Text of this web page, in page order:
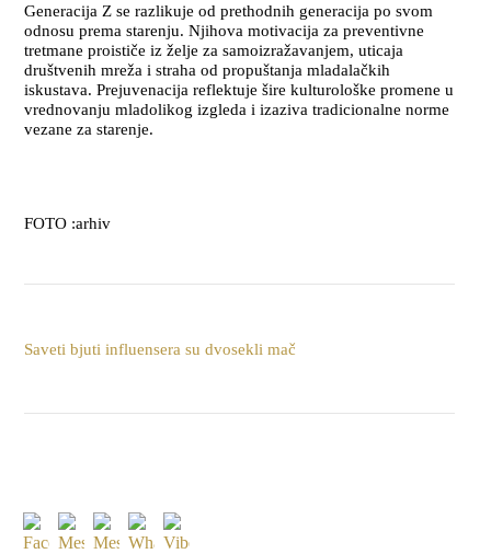
Generacija Z se razlikuje od prethodnih generacija po svom
odnosu prema starenju. Njihova motivacija za preventivne
tretmane proističe iz želje za samoizražavanjem, uticaja
društvenih mreža i straha od propuštanja mladalačkih
iskustava. Prejuvenacija reflektuje šire kulturološke promene u
vrednovanju mladolikog izgleda i izaziva tradicionalne norme
vezane za starenje.
FOTO :arhiv
Saveti bjuti influensera su dvosekli mač